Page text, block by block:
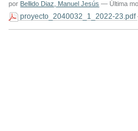
por Bellido Diaz, Manuel Jesús — Última
proyecto_2040032_1_2022-23.pdf